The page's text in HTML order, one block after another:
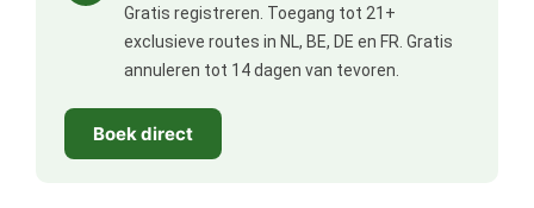
Gratis registreren. Toegang tot 21+
exclusieve routes in NL, BE, DE en FR. Gratis
annuleren tot 14 dagen van tevoren.
Boek direct